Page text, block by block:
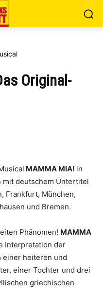
Original-
MAMMA MIA! in
deutschem Untertitel
Frankfurt, München,
und Bremen.
Phänomen! MAMMA
Interpretation der
einer heiteren und
einer Tochter und drei
griechischen